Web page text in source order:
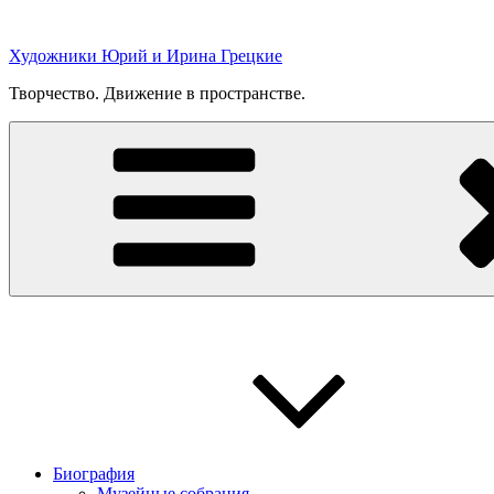
содержимому
Художники Юрий и Ирина Грецкие
Творчество. Движение в пространстве.
Биография